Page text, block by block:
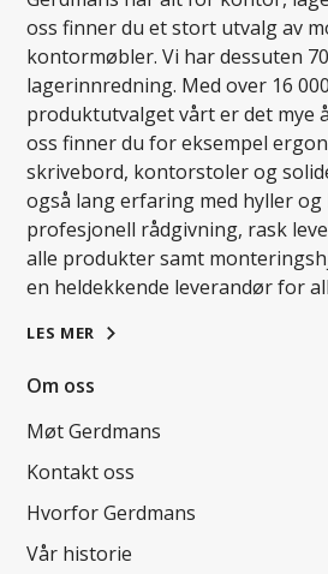
oss finner du et stort utvalg av
kontormøbler. Vi har dessuten
lagerinnredning. Med over 16
produktutvalget vårt er det mye
oss finner du for eksempel
skrivebord, kontorstoler og
også lang erfaring med hyller og
profesjonell rådgivning, rask
alle produkter samt
en heldekkende leverandør for
LES MER
Om oss
Møt Gerdmans
Kontakt oss
Hvorfor Gerdmans
Vår historie